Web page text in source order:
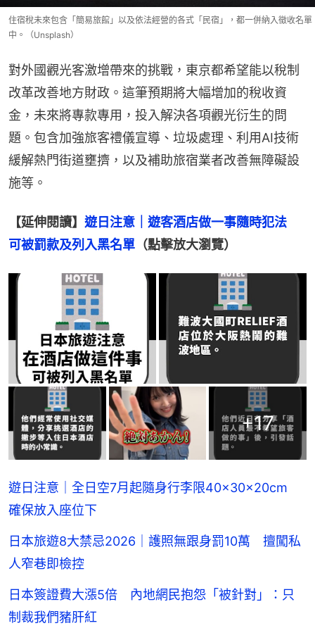
住宿稅未來包含「簡易旅館」以及依法經營的各式「民宿」，都一併納入徵收名單
中。（Unsplash）
對外國觀光客激增帶來的挑戰，東京都希望能以稅制
改革改善地方財政。這筆預期將大幅增加的稅收資
金，未來將專款專用，投入解決各項觀光衍生的問
題。包含加強旅客禮儀宣導、垃圾處理、利用AI技術
緩解熱門街道壅擠，以及補助旅宿業者改善無障礙設
施等。
【延伸閱讀】 遊日注意｜遊客酒店做一事隨時犯法
可被罰款及列入黑名單 （點擊放大瀏覽）
+17
遊日注意｜全日空7月起隨身行李限40×30×20cm
確保放入座位下
日本旅遊8大禁忌2026｜護照無跟身罰10萬 擅闖私
人窄巷即檢控
日本簽證費大漲5倍 內地網民抱怨「被針對」：只
制裁我們豬肝紅